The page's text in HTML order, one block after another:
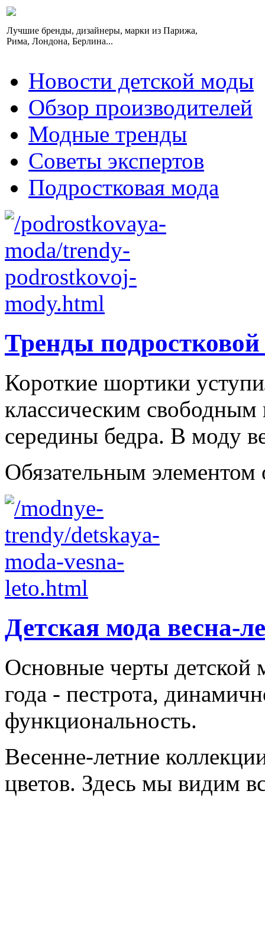
Лучшие бренды, дизайнеры, марки из Парижа,
Рима, Лондона, Берлина...
Новости детской моды
Обзор производителей
Модные тренды
Советы экспертов
Подростковая мода
Тренды
Короткие шортики
классическим
середины бедра. В моду
Обязательным элементом
Детская мода весна-
Основные черты детской
года - пестрота,
функциональность.
Весенне-летние
цветов. Здесь мы видим